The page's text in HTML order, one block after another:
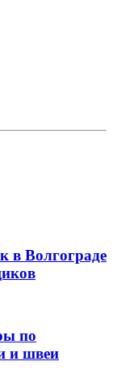
в Волгограде
по
и швеи